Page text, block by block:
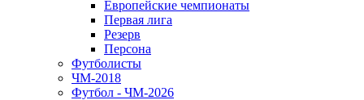
Европейские чемпионаты
Первая лига
Резерв
Персона
Футболисты
ЧМ-2018
Футбол - ЧМ-2026